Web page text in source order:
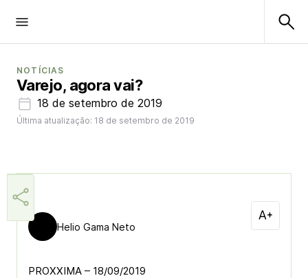
NOTÍCIAS
Varejo, agora vai?
18 de setembro de 2019
Última atualização: 18 de setembro de 2019
Helio Gama Neto
PROXXIMA – 18/09/2019